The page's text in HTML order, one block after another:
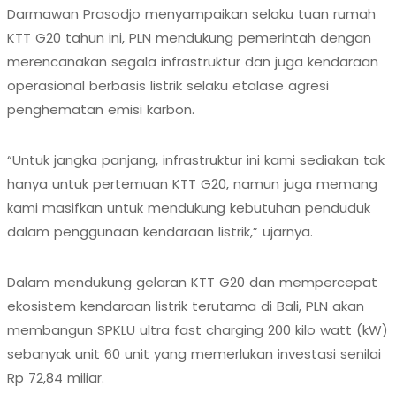
Darmawan Prasodjo menyampaikan selaku tuan rumah
KTT G20 tahun ini, PLN mendukung pemerintah dengan
merencanakan segala infrastruktur dan juga kendaraan
operasional berbasis listrik selaku etalase agresi
penghematan emisi karbon.
“Untuk jangka panjang, infrastruktur ini kami sediakan tak
hanya untuk pertemuan KTT G20, namun juga memang
kami masifkan untuk mendukung kebutuhan penduduk
dalam penggunaan kendaraan listrik,” ujarnya.
Dalam mendukung gelaran KTT G20 dan mempercepat
ekosistem kendaraan listrik terutama di Bali, PLN akan
membangun SPKLU ultra fast charging 200 kilo watt (kW)
sebanyak unit 60 unit yang memerlukan investasi senilai
Rp 72,84 miliar.